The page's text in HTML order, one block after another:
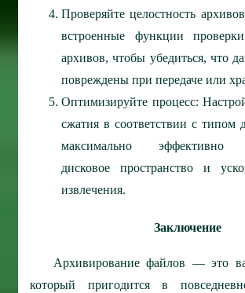
Проверяйте целостность
встроенные функции
архивов, чтобы убедиться, что
повреждены при передаче или
Оптимизируйте процесс:
сжатия в соответствии с типом
максимально эффективно
дисковое пространство и
извлечения.
Заключение
Архивирование файлов — это
который пригодится в